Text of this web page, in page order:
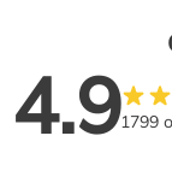
4.91799